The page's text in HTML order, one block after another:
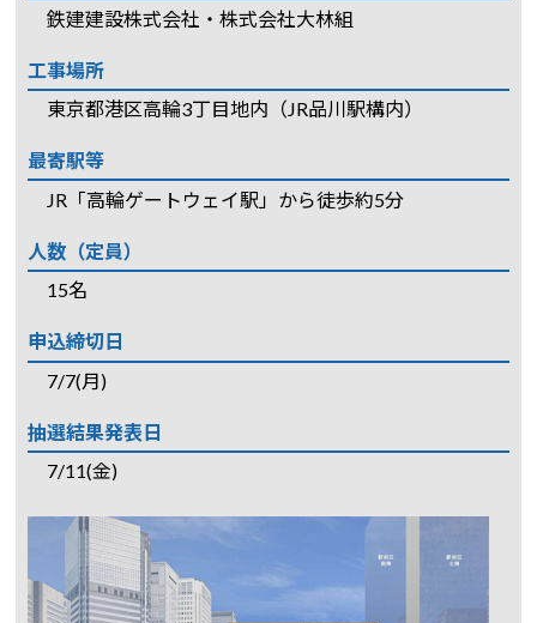
鉄建建設株式会社・株式会社大林組
工事場所
東京都港区高輪3丁目地内（JR品川駅構内）
最寄駅等
JR「高輪ゲートウェイ駅」から徒歩約5分
人数（定員）
15名
申込締切日
7/7(月)
抽選結果発表日
7/11(金)